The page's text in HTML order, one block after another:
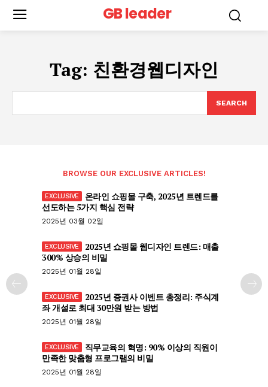
GB leader
Tag: 친환경웹디자인
SEARCH
BROWSE OUR EXCLUSIVE ARTICLES!
온라인 쇼핑몰 구축, 2025년 트렌드를
선도하는 5가지 핵심 전략
2025년 03월 02일
2025년 쇼핑몰 웹디자인 트렌드: 매출
300% 상승의 비밀
2025년 01월 28일
2025년 증권사 이벤트 총정리: 주식계
좌 개설로 최대 30만원 받는 방법
2025년 01월 28일
직무교육의 혁명: 90% 이상의 직원이
만족한 맞춤형 프로그램의 비밀
2025년 01월 28일